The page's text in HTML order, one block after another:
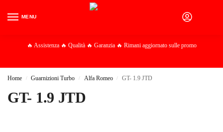
MENU
🔥 Assistenza 🔥 Qualità 🔥 Garanzia 🔥 Rimani aggiornato sulle promo
Home / Guarnizioni Turbo / Alfa Romeo / GT- 1.9 JTD
GT- 1.9 JTD